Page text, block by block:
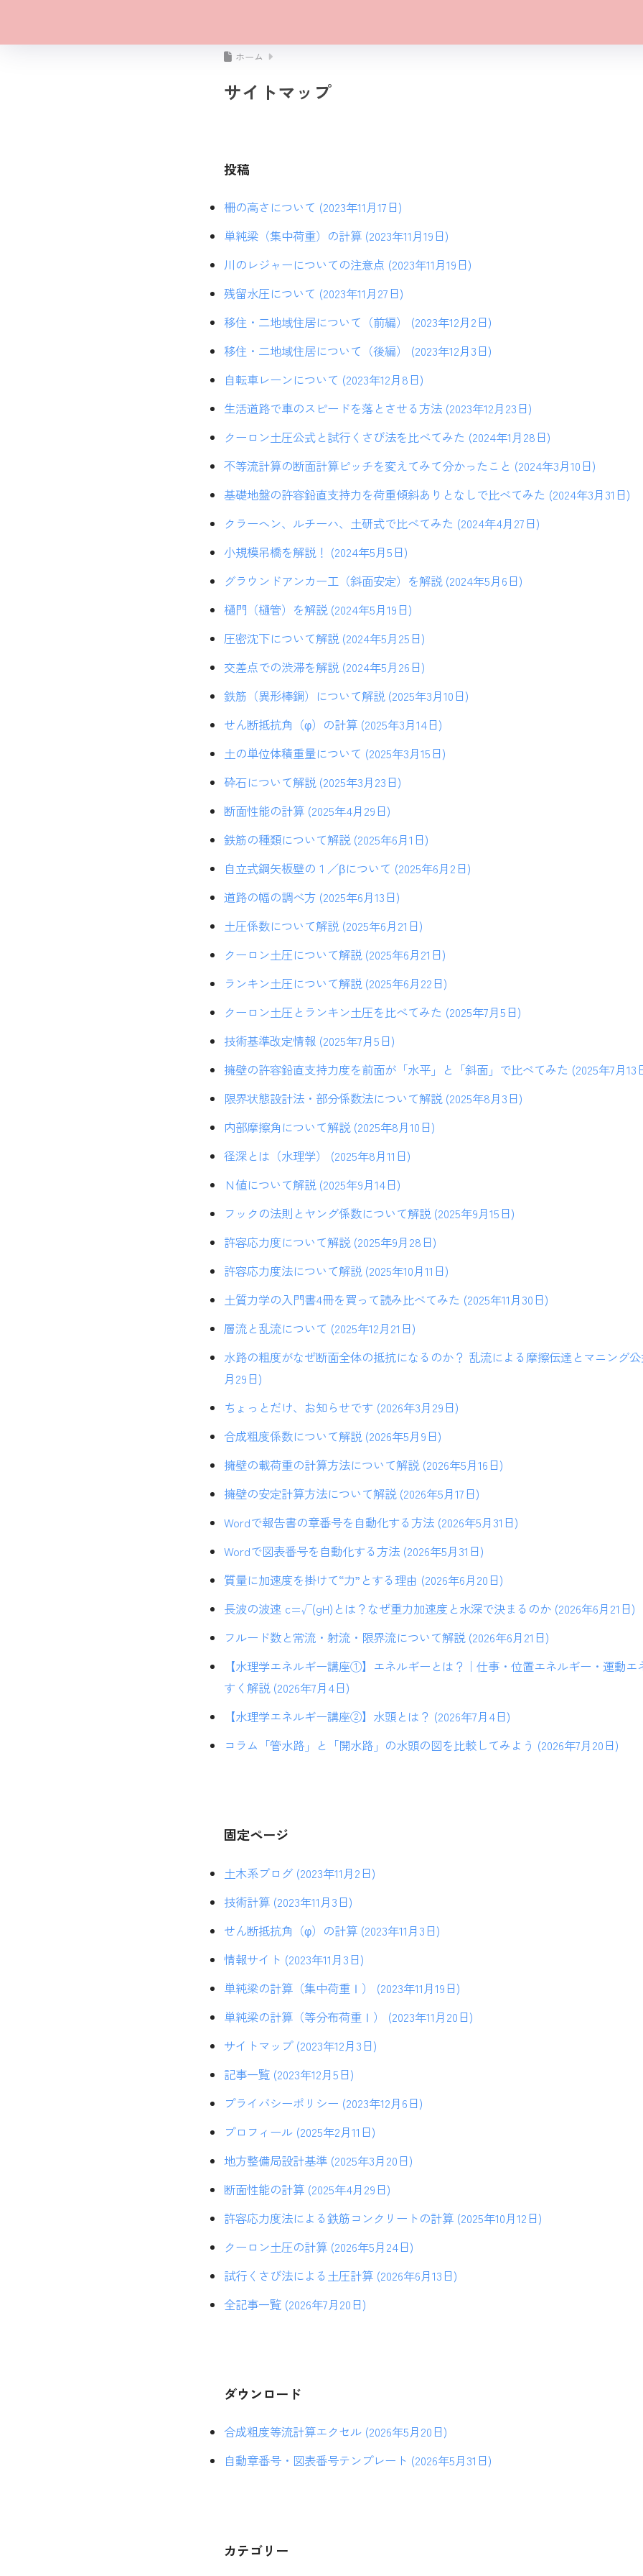
ホーム
サイトマップ
投稿
柵の高さについて (2023年11月17日)
単純梁（集中荷重）の計算 (2023年11月19日)
川のレジャーについての注意点 (2023年11月19日)
残留水圧について (2023年11月27日)
移住・二地域住居について（前編） (2023年12月2日)
移住・二地域住居について（後編） (2023年12月3日)
自転車レーンについて (2023年12月8日)
生活道路で車のスピードを落とさせる方法 (2023年12月23日)
クーロン土圧公式と試行くさび法を比べてみた (2024年1月28日)
不等流計算の断面計算ピッチを変えてみて分かったこと (2024年3月10日)
基礎地盤の許容鉛直支持力を荷重傾斜ありとなしで比べてみた (2024年3月31日)
クラーヘン、ルチーハ、土研式で比べてみた (2024年4月27日)
小規模吊橋を解説！ (2024年5月5日)
グラウンドアンカー工（斜面安定）を解説 (2024年5月6日)
樋門（樋管）を解説 (2024年5月19日)
圧密沈下について解説 (2024年5月25日)
交差点での渋滞を解説 (2024年5月26日)
鉄筋（異形棒鋼）について解説 (2025年3月10日)
せん断抵抗角（φ）の計算 (2025年3月14日)
土の単位体積重量について (2025年3月15日)
砕石について解説 (2025年3月23日)
断面性能の計算 (2025年4月29日)
鉄筋の種類について解説 (2025年6月1日)
自立式鋼矢板壁の１／βについて (2025年6月2日)
道路の幅の調べ方 (2025年6月13日)
土圧係数について解説 (2025年6月21日)
クーロン土圧について解説 (2025年6月21日)
ランキン土圧について解説 (2025年6月22日)
クーロン土圧とランキン土圧を比べてみた (2025年7月5日)
技術基準改定情報 (2025年7月5日)
擁壁の許容鉛直支持力度を前面が「水平」と「斜面」で比べてみた (2025年7月13
限界状態設計法・部分係数法について解説 (2025年8月3日)
内部摩擦角について解説 (2025年8月10日)
径深とは（水理学） (2025年8月11日)
Ｎ値について解説 (2025年9月14日)
フックの法則とヤング係数について解説 (2025年9月15日)
許容応力度について解説 (2025年9月28日)
許容応力度法について解説 (2025年10月11日)
土質力学の入門書4冊を買って読み比べてみた (2025年11月30日)
層流と乱流について (2025年12月21日)
水路の粗度がなぜ断面全体の抵抗になるのか？ 乱流による摩擦伝達とマニング公
月29日)
ちょっとだけ、お知らせです (2026年3月29日)
合成粗度係数について解説 (2026年5月9日)
擁壁の載荷重の計算方法について解説 (2026年5月16日)
擁壁の安定計算方法について解説 (2026年5月17日)
Wordで報告書の章番号を自動化する方法 (2026年5月31日)
Wordで図表番号を自動化する方法 (2026年5月31日)
質量に加速度を掛けて“力”とする理由 (2026年6月20日)
長波の波速 c=√(gH)とは？なぜ重力加速度と水深で決まるのか (2026年6月21日)
フルード数と常流・射流・限界流について解説 (2026年6月21日)
【水理学エネルギー講座①】エネルギーとは？｜仕事・位置エネルギー・運動
すく解説 (2026年7月4日)
【水理学エネルギー講座②】水頭とは？ (2026年7月4日)
コラム「管水路」と「開水路」の水頭の図を比較してみよう (2026年7月20日)
固定ページ
土木系ブログ (2023年11月2日)
技術計算 (2023年11月3日)
せん断抵抗角（φ）の計算 (2023年11月3日)
情報サイト (2023年11月3日)
単純梁の計算（集中荷重Ⅰ） (2023年11月19日)
単純梁の計算（等分布荷重Ⅰ） (2023年11月20日)
サイトマップ (2023年12月3日)
記事一覧 (2023年12月5日)
プライバシーポリシー (2023年12月6日)
プロフィール (2025年2月11日)
地方整備局設計基準 (2025年3月20日)
断面性能の計算 (2025年4月29日)
許容応力度法による鉄筋コンクリートの計算 (2025年10月12日)
クーロン土圧の計算 (2026年5月24日)
試行くさび法による土圧計算 (2026年6月13日)
全記事一覧 (2026年7月20日)
ダウンロード
合成粗度等流計算エクセル (2026年5月20日)
自動章番号・図表番号テンプレート (2026年5月31日)
カテゴリー